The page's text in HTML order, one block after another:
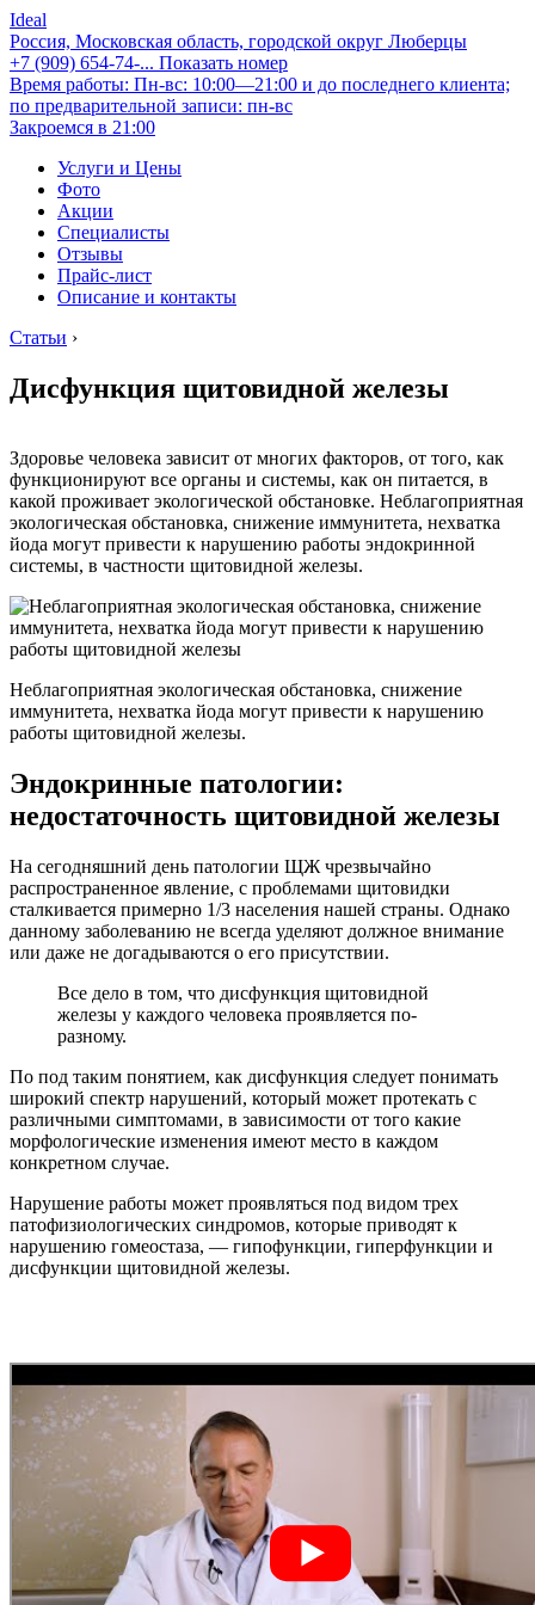
Ideal
Россия, Московская область, городской округ Люберцы
+7 (909) 654-74-... Показать номер
Время работы: Пн-вс: 10:00—21:00 и до последнего клиента;
по предварительной записи: пн-вс
Закроемся в 21:00
Услуги и Цены
Фото
Акции
Специалисты
Отзывы
Прайс-лист
Описание и контакты
Статьи ›
Дисфункция щитовидной железы
Здоровье человека зависит от многих факторов, от того, как
функционируют все органы и системы, как он питается, в
какой проживает экологической обстановке. Неблагоприятная
экологическая обстановка, снижение иммунитета, нехватка
йода могут привести к нарушению работы эндокринной
системы, в частности щитовидной железы.
Неблагоприятная экологическая обстановка, снижение
иммунитета, нехватка йода могут привести к нарушению
работы щитовидной железы.
Эндокринные патологии:
недостаточность щитовидной железы
На сегодняшний день патологии ЩЖ чрезвычайно
распространенное явление, с проблемами щитовидки
сталкивается примерно 1/3 населения нашей страны. Однако
данному заболеванию не всегда уделяют должное внимание
или даже не догадываются о его присутствии.
Все дело в том, что дисфункция щитовидной
железы у каждого человека проявляется по-
разному.
По под таким понятием, как дисфункция следует понимать
широкий спектр нарушений, который может протекать с
различными симптомами, в зависимости от того какие
морфологические изменения имеют место в каждом
конкретном случае.
Нарушение работы может проявляться под видом трех
патофизиологических синдромов, которые приводят к
нарушению гомеостаза, — гипофункции, гиперфункции и
дисфункции щитовидной железы.